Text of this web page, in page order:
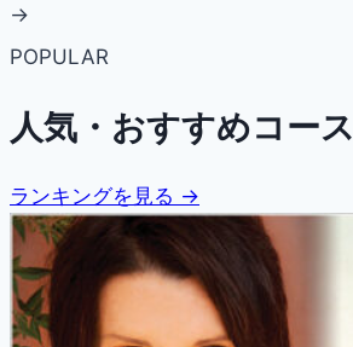
→
POPULAR
人気・おすすめコース
ランキングを見る →